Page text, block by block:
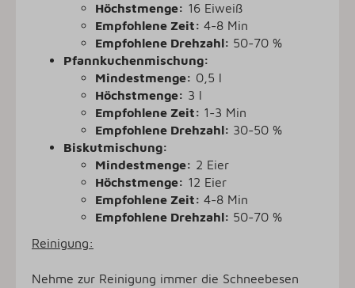
Höchstmenge: 16 Eiweiß
Empfohlene Zeit: 4-8 Min
Empfohlene Drehzahl: 50-70 %
Pfannkuchenmischung:
Mindestmenge: 0,5 l
Höchstmenge: 3 l
Empfohlene Zeit: 1-3 Min
Empfohlene Drehzahl: 30-50 %
Biskutmischung:
Mindestmenge: 2 Eier
Höchstmenge: 12 Eier
Empfohlene Zeit: 4-8 Min
Empfohlene Drehzahl: 50-70 %
Reinigung:
Nehme zur Reinigung immer die Schneebesen